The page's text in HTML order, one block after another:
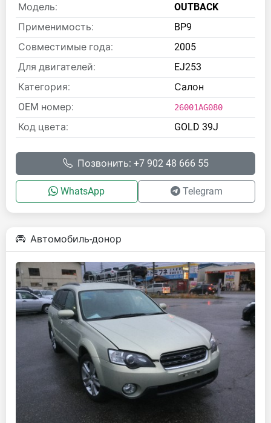
Модель:
OUTBACK
Применимость:
BP9
Совместимые года:
2005
Для двигателей:
EJ253
Категория:
Салон
OEM номер:
26001AG080
Код цвета: GOLD 39J
Позвонить: +7 902 48 666 55
WhatsApp Telegram
Автомобиль-донор